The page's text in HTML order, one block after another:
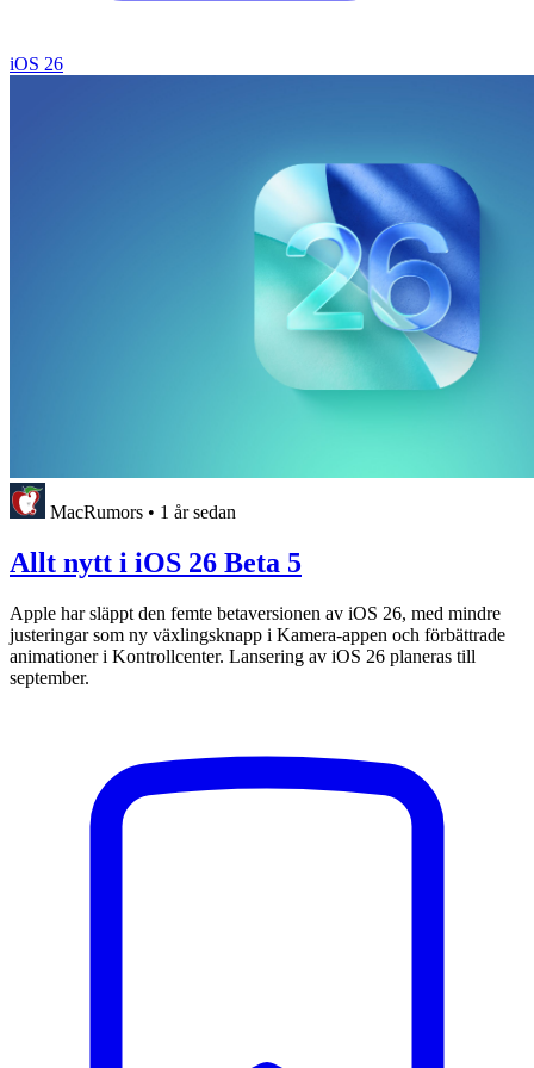
iOS 26
MacRumors • 1 år sedan
Allt nytt i iOS 26 Beta 5
Apple har släppt den femte betaversionen av iOS 26, med mindre
justeringar som ny växlingsknapp i Kamera-appen och förbättrade
animationer i Kontrollcenter. Lansering av iOS 26 planeras till
september.